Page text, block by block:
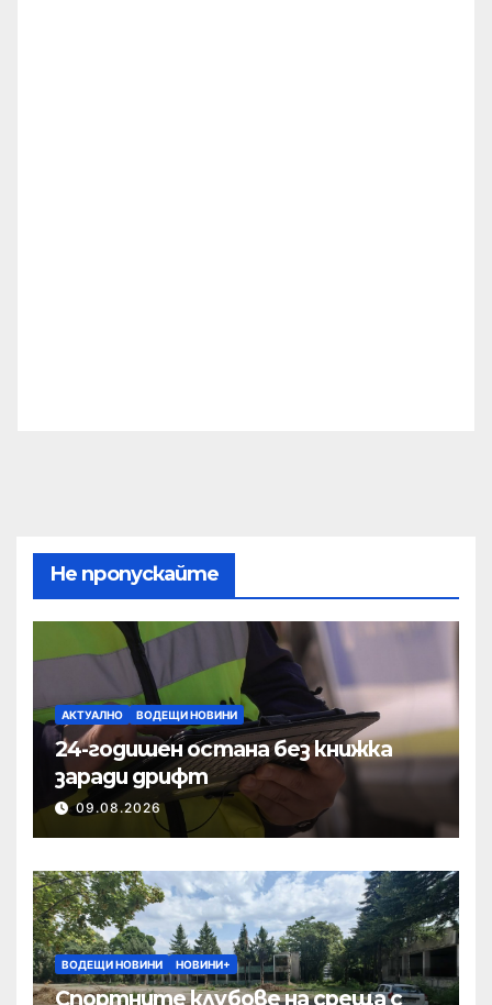
Не пропускайте
АКТУАЛНО ВОДЕЩИ НОВИНИ
24-годишен остана без книжка
заради дрифт
09.08.2026
ВОДЕЩИ НОВИНИ НОВИНИ+
Спортните клубове на среща с